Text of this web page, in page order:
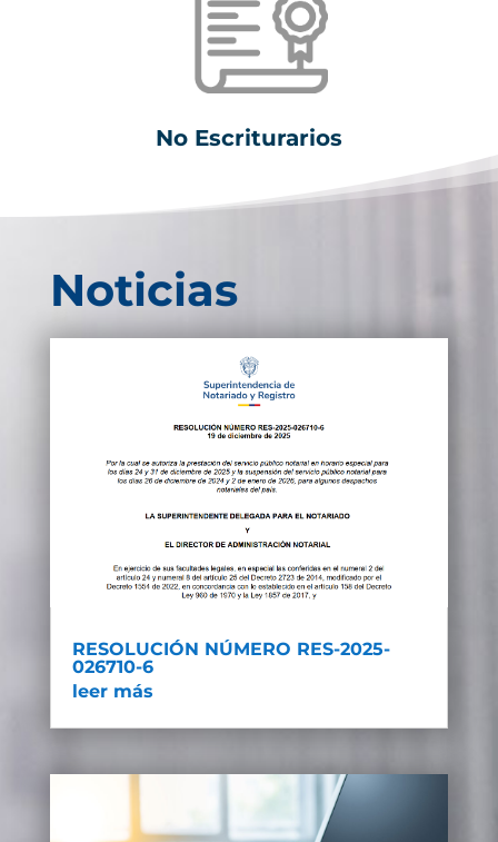
No Escriturarios
Noticias
RESOLUCIÓN NÚMERO RES-2025-
026710-6
leer más